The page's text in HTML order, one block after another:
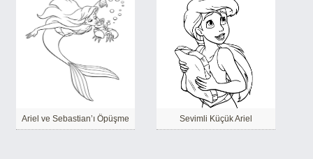
Ariel ve Sebastian’ı Öpüşme Sevimli Küçük Ariel